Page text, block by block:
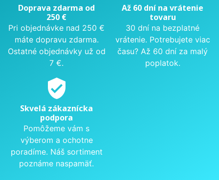
Doprava zdarma od
250 €
Pri objednávke nad 250 €
máte dopravu zdarma.
Ostatné objednávky už od
7 €.
Až 60 dní na vrátenie
tovaru
30 dní na bezplatné
vrátenie. Potrebujete viac
času? Až 60 dní za malý
poplatok.
verified_user
Skvelá zákaznícka
podpora
Pomôžeme vám s
výberom a ochotne
poradíme. Náš sortiment
poznáme naspamäť.